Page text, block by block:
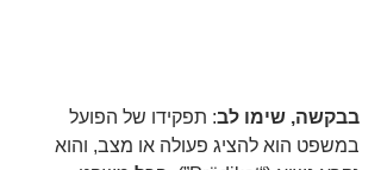
בבקשה, שימו לב: תפקידו של הפועל
במשפט הוא להציג פעולה או מצב, והוא